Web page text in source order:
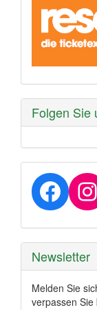
Folgen Sie
Newsletter
Melden Sie
verpassen